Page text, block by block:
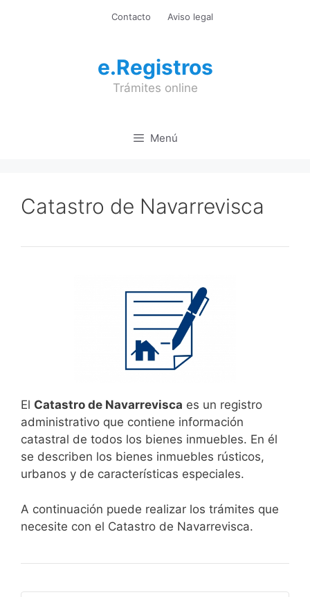
Contacto Aviso legal
e.Registros
Trámites online
Menú
Catastro de Navarrevisca
El Catastro de Navarrevisca es un registro
administrativo que contiene información
catastral de todos los bienes inmuebles. En él
se describen los bienes inmuebles rústicos,
urbanos y de características especiales.
A continuación puede realizar los trámites que
necesite con el Catastro de Navarrevisca.